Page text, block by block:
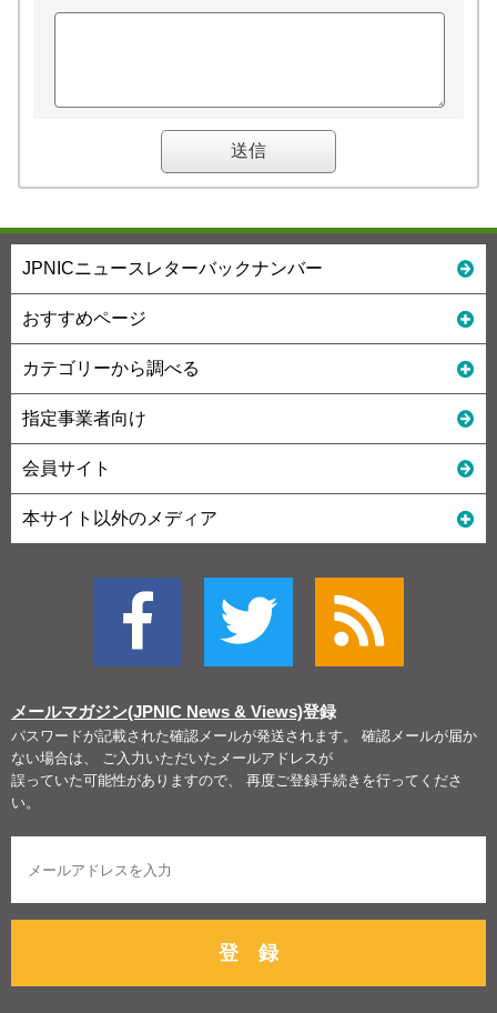
JPNICニュースレターバックナンバー
おすすめページ
カテゴリーから調べる
指定事業者向け
会員サイト
本サイト以外のメディア
メールマガジン(JPNIC News & Views)登録
パスワードが記載された確認メールが発送されます。 確認メールが届か
ない場合は、 ご入力いただいたメールアドレスが
誤っていた可能性がありますので、 再度ご登録手続きを行ってくださ
い。
登 録